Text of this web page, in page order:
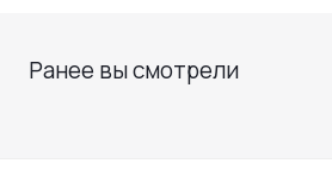
Ранее вы смотрели